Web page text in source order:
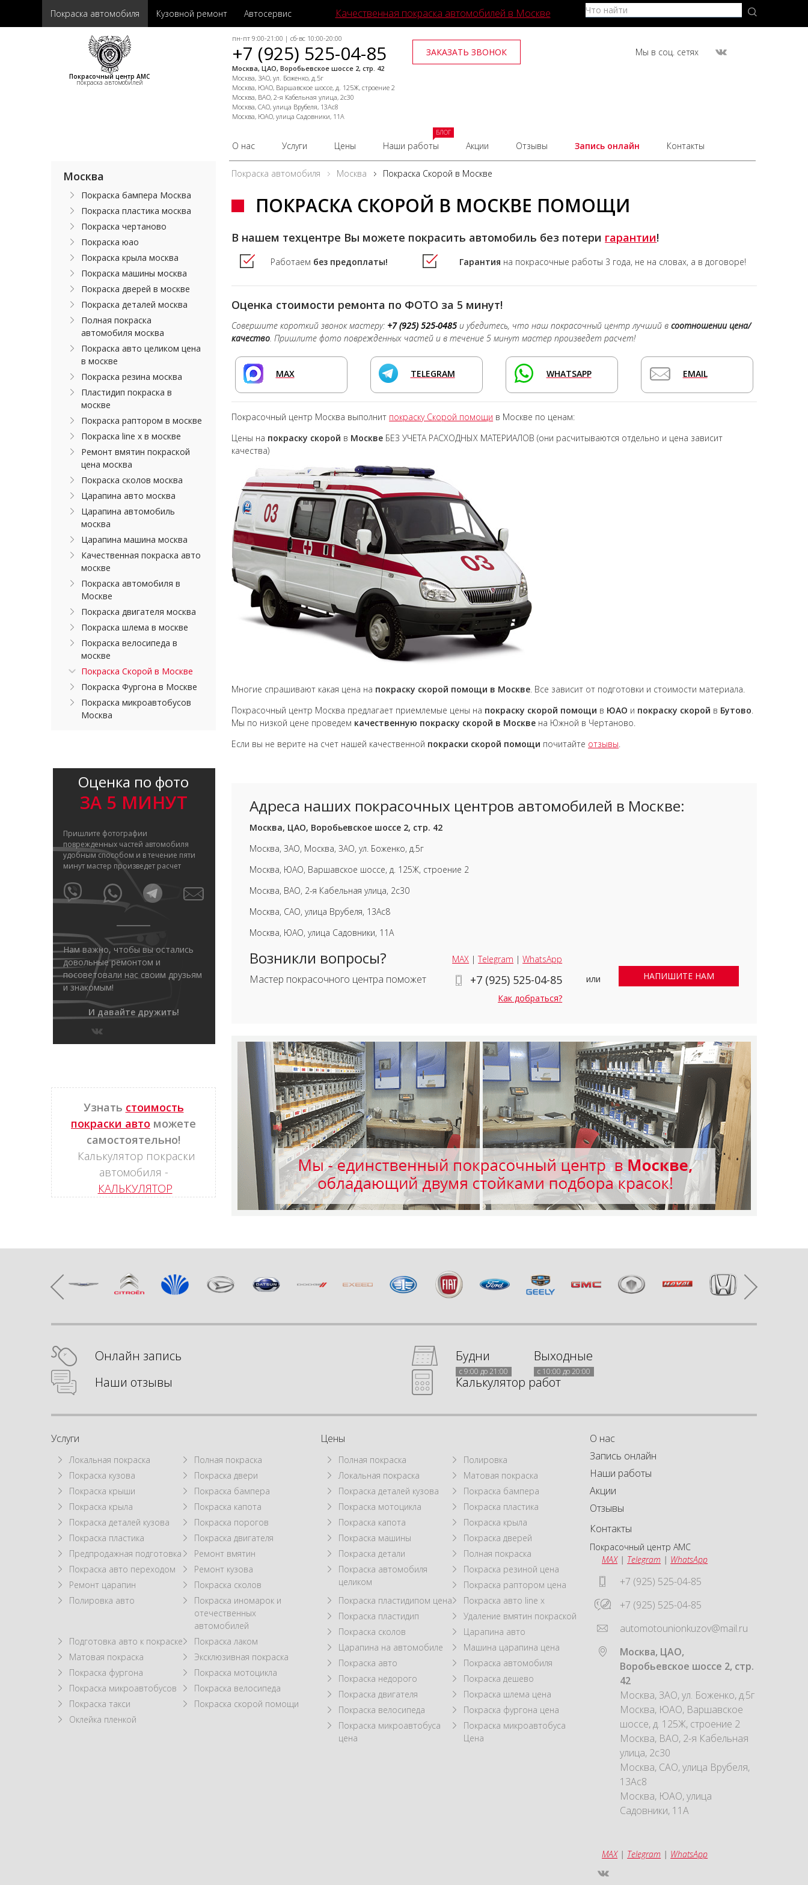
Покраска автомобиля Кузовной ремонт Автосервис Качественная покраска автомобилей в Москве
Покрасочный центр АМС
покраска автомобилей
пн-пт 9:00-21:00 | сб-вс 10:00-20:00
+7 (925) 525-04-85
Москва, ЦАО, Воробьевское шоссе 2, стр. 42
Москва, ЗАО, ул. Боженко, д.5г
Москва, ЮАО, Варшавское шоссе, д. 125Ж, строение 2
Москва, ВАО, 2-я Кабельная улица, 2с30
Москва, САО, улица Врубеля, 13Ас8
Москва, ЮАО, улица Садовники, 11А
ЗАКАЗАТЬ ЗВОНОК Мы в соц. сетях
О нас Услуги Цены Наши работы
БЛОГ
Акции Отзывы Запись онлайн Контакты
Покраска автомобиля Москва Покраска Скорой в Москве
ПОКРАСКА СКОРОЙ В МОСКВЕ ПОМОЩИ
В нашем техцентре Вы можете покрасить автомобиль без потери гарантии!
Работаем без предоплаты! Гарантия на покрасочные работы 3 года, не на словах, а в договоре!
Оценка стоимости ремонта по ФОТО за 5 минут!
Совершите короткий звонок мастеру: +7 (925) 525-0485 и убедитесь, что наш покрасочный центр лучший всоотношении цена/
качество. Пришлите фото поврежденных частей и в течение 5 минут мастер произведет расчет!
MAX TELEGRAM WHATSAPP EMAIL
Покрасочный центр Москва выполнит покраску Скорой помощи в Москве по ценам:
Цены на покраску скорой в Москве БЕЗ УЧЕТА РАСХОДНЫХ МАТЕРИАЛОВ (они расчитываются отдельно и цена зависит
качества)
Многие спрашивают какая цена на покраску скорой помощи в Москве. Все зависит от подготовки и стоимости материала.
Покрасочный центр Москва предлагает приемлемые цены на покраску скорой помощи в ЮАО и покраску скорой в Бутово.
Мы по низкой цене проведем качественную покраску скорой в Москве на Южной в Чертаново.
Если вы не верите на счет нашей качественной покраски скорой помощи почитайте отзывы.
Адреса наших покрасочных центров автомобилей в Москве:
Москва, ЦАО, Воробьевское шоссе 2, стр. 42
Москва, ЗАО, Москва, ЗАО, ул. Боженко, д.5г
Москва, ЮАО, Варшавское шоссе, д. 125Ж, строение 2
Москва, ВАО, 2-я Кабельная улица, 2с30
Москва, САО, улица Врубеля, 13Ас8
Москва, ЮАО, улица Садовники, 11А
Возникли вопросы?
Мастер покрасочного центра поможет
MAX |Telegram |WhatsApp
+7 (925) 525-04-85
Как добраться?
или НАПИШИТЕ НАМ
Москва
Покраска бампера Москва
Покраска пластика москва
Покраска чертаново
Покраска юао
Покраска крыла москва
Покраска машины москва
Покраска дверей в москве
Покраска деталей москва
Полная покраска
автомобиля москва
Покраска авто целиком цена
в москве
Покраска резина москва
Пластидип покраска в
москве
Покраска раптором в москве
Покраска line x в москве
Ремонт вмятин покраской
цена москва
Покраска сколов москва
Царапина авто москва
Царапина автомобиль
москва
Царапина машина москва
Качественная покраска авто
москве
Покраска автомобиля в
Москве
Покраска двигателя москва
Покраска шлема в москве
Покраска велосипеда в
москве
Покраска Скорой в Москве
Покраска Фургона в Москве
Покраска микроавтобусов
Москва
Оценка по фото
ЗА 5 МИНУТ
Пришлите фотографии
поврежденных частей автомобиля
удобным способом и в течение пяти
минут мастер произведет расчет
Нам важно, чтобы вы остались
довольные ремонтом и
посоветовали нас своим друзьям
и знакомым!
И давайте дружить!
Узнать стоимость
покраски авто можете
самостоятельно!
Калькулятор покраски
автомобиля -
КАЛЬКУЛЯТОР
Онлайн запись Будни
с 9:00 до 21:00
Выходные
с 10:00 до 20:00
Наши отзывы Калькулятор работ
Услуги
Локальная покраска
Полная покраска
Покраска кузова
Покраска двери
Покраска крыши
Покраска бампера
Покраска крыла
Покраска капота
Покраска деталей кузова
Покраска порогов
Покраска пластика
Покраска двигателя
Предпродажная подготовка
Ремонт вмятин
Покраска авто переходом
Ремонт кузова
Ремонт царапин
Покраска сколов
Полировка авто
Покраска иномарок и
отечественных
автомобилей
Подготовка авто к покраске
Покраска лаком
Матовая покраска
Эксклюзивная покраска
Покраска фургона
Покраска мотоцикла
Покраска микроавтобусов
Покраска велосипеда
Покраска такси
Покраска скорой помощи
Оклейка пленкой
Цены
Полная покраска
Полировка
Локальная покраска
Матовая покраска
Покраска деталей кузова
Покраска бампера
Покраска мотоцикла
Покраска пластика
Покраска капота
Покраска крыла
Покраска машины
Покраска дверей
Покраска детали
Полная покраска
Покраска автомобиля
целиком
Покраска резиной цена
Покраска раптором цена
Покраска пластидипом цена
Покраска авто line x
Покраска пластидип
Удаление вмятин покраской
Покраска сколов
Царапина авто
Царапина на автомобиле
Машина царапина цена
Покраска авто
Покраска автомобиля
Покраска недорого
Покраска дешево
Покраска двигателя
Покраска шлема цена
Покраска велосипеда
Покраска фургона цена
Покраска микроавтобуса
цена
Покраска микроавтобуса
Цена
О нас
Запись онлайн
Наши работы
Акции
Отзывы
Контакты
Покрасочный центр АМС
MAX| Telegram | WhatsApp
+7 (925) 525-04-85
+7 (925) 525-04-85
automotounionkuzov@mail.ru
Москва, ЦАО,
Воробьевское шоссе 2, стр.
42
Москва, ЗАО, ул. Боженко, д.5г
Москва, ЮАО, Варшавское
шоссе, д. 125Ж, строение 2
Москва, ВАО, 2-я Кабельная
улица, 2с30
Москва, САО, улица Врубеля,
13Ас8
Москва, ЮАО, улица
Садовники, 11А
MAX| Telegram | WhatsApp